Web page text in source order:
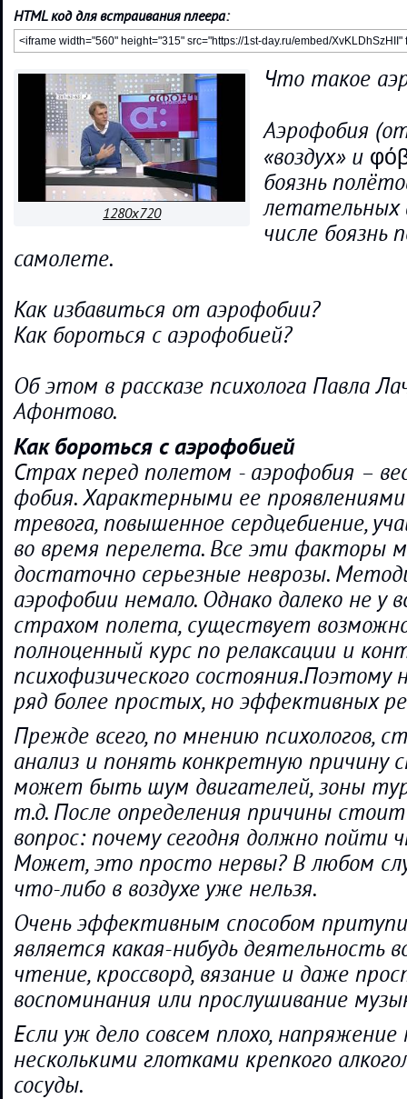
HTML код для встраивания плеера:
1280x720
Что такое
Аэрофобия
«воздух» и
боязнь
летательных
числе боязнь
самолете.
Как избавиться от аэрофобии?
Как бороться с аэрофобией?
Об этом в рассказе психолога Павла
Афонтово.
Как бороться с аэрофобией
Страх перед полетом - аэрофобия –
фобия. Характерными ее
тревога, повышенное сердцебиение,
во время перелета. Все эти факторы
достаточно серьезные неврозы.
аэрофобии немало. Однако далеко не у
страхом полета, существует
полноценный курс по релаксации и
психофизического состояния.Поэтому
ряд более простых, но эффективных
Прежде всего, по мнению психологов,
анализ и понять конкретную причину
может быть шум двигателей, зоны
т.д. После определения причины стоит
вопрос: почему сегодня должно пойти
Может, это просто нервы? В любом
что-либо в воздухе уже нельзя.
Очень эффективным способом
является какая-нибудь деятельность
чтение, кроссворд, вязание и даже
воспоминания или прослушивание
Если уж дело совсем плохо,
несколькими глотками крепкого
сосуды.